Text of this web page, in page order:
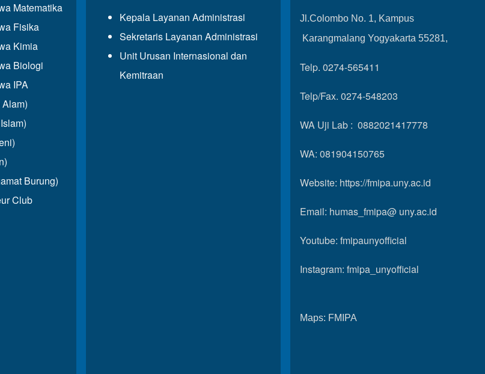
Matematika
Fisika
Kimia
Biologi
IPA
Burung)
Club
Kepala Layanan Administrasi
Sekretaris Layanan Administrasi
Unit Urusan Internasional dan
Kemitraan
Jl.Colombo No. 1, Kampus
Karangmalang Yogyakarta 55281,
Telp. 0274-565411
Telp/Fax. 0274-548203
WA Uji Lab : 0882021417778
WA: 081904150765
Website: https://fmipa.uny.ac.id
Email: humas_fmipa@ uny.ac.id
Youtube: fmipaunyofficial
Instagram: fmipa_unyofficial
Maps: FMIPA